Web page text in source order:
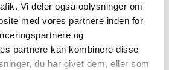
Vi deler også oplysninger om
med vores partnere inden for
og
partnere kan kombinere disse
du har givet dem, eller som
Cookie- og privatlivspolitik
BlivFrivilligNu For